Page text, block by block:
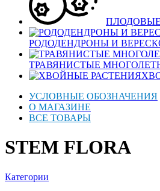
РОДОДЕНДРОНЫ И
ТРАВЯНИСТЫЕ
УСЛОВНЫЕ ОБОЗНАЧЕНИЯ
О МАГАЗИНЕ
ВСЕ ТОВАРЫ
STEM FLORA
Категории